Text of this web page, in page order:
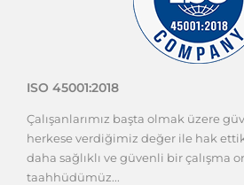
ISO 45001:2018
Çalışanlarımız başta olmak üzere
herkese verdiğimiz değer ile hak
daha sağlıklı ve güvenli bir çalışma
taahhüdümüz...